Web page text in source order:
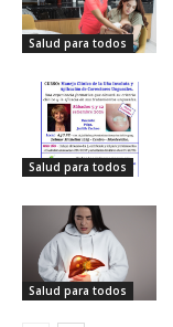
Salud para todos
Salud para todos
Salud para todos